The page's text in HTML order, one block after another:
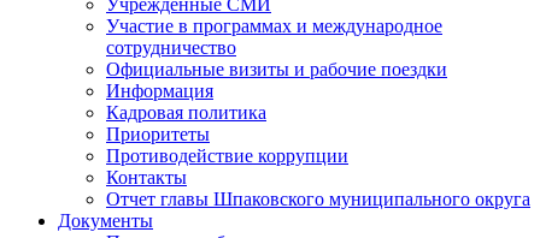
Учрежденные СМИ
Участие в программах и международное
сотрудничество
Официальные визиты и рабочие поездки
Информация
Кадровая политика
Приоритеты
Противодействие коррупции
Контакты
Отчет главы Шпаковского муниципального округа
Документы